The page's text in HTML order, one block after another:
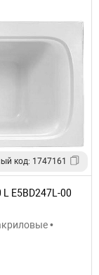
код: 1747161
E5BD247L-00
•